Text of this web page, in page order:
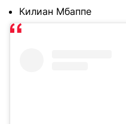
Килиан Мбаппе